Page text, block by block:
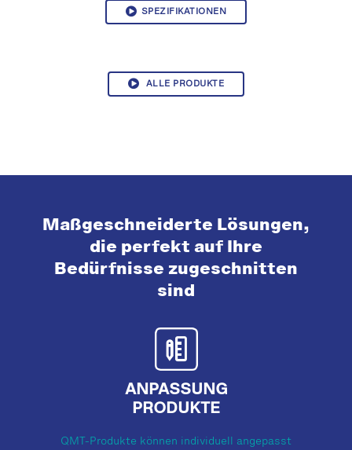
SPEZIFIKATIONEN
ALLE PRODUKTE
Maßgeschneiderte Lösungen,
die perfekt auf Ihre
Bedürfnisse zugeschnitten
sind
ANPASSUNG
PRODUKTE
QMT-Produkte können individuell angepasst